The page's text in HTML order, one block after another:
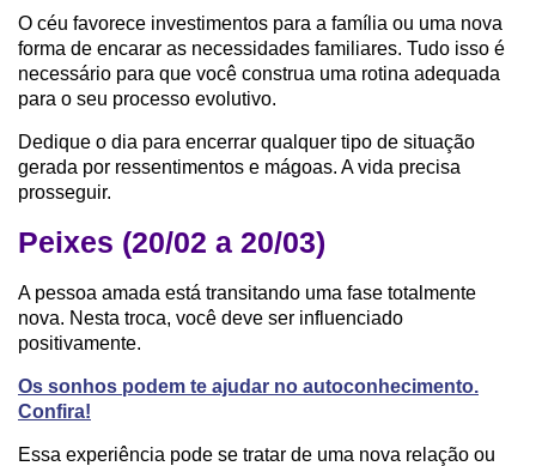
O céu favorece investimentos para a família ou uma nova
forma de encarar as necessidades familiares. Tudo isso é
necessário para que você construa uma rotina adequada
para o seu processo evolutivo.
Dedique o dia para encerrar qualquer tipo de situação
gerada por ressentimentos e mágoas. A vida precisa
prosseguir.
Peixes (20/02 a 20/03)
A pessoa amada está transitando uma fase totalmente
nova. Nesta troca, você deve ser influenciado
positivamente.
Os sonhos podem te ajudar no autoconhecimento.
Confira!
Essa experiência pode se tratar de uma nova relação ou